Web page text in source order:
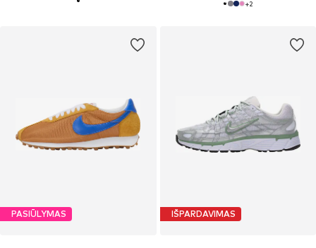
+2
PASIŪLYMAS IŠPARDAVIMAS